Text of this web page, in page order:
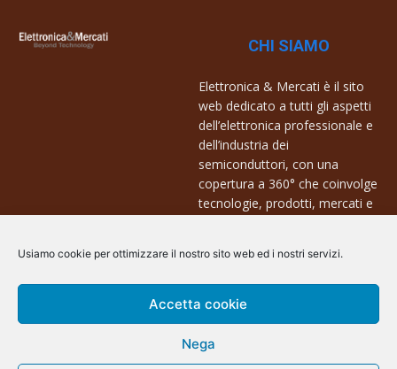
Usiamo cookie per ottimizzare il nostro sito web ed i nostri servizi.
Accetta cookie
Nega
CHI SIAMO
Elettronica & Mercati è il sito
web dedicato a tutti gli aspetti
dell’elettronica professionale e
dell’industria dei
semiconduttori, con una
copertura a 360° che coinvolge
tecnologie, prodotti, mercati e
Contatti:
info@arscommunication.it